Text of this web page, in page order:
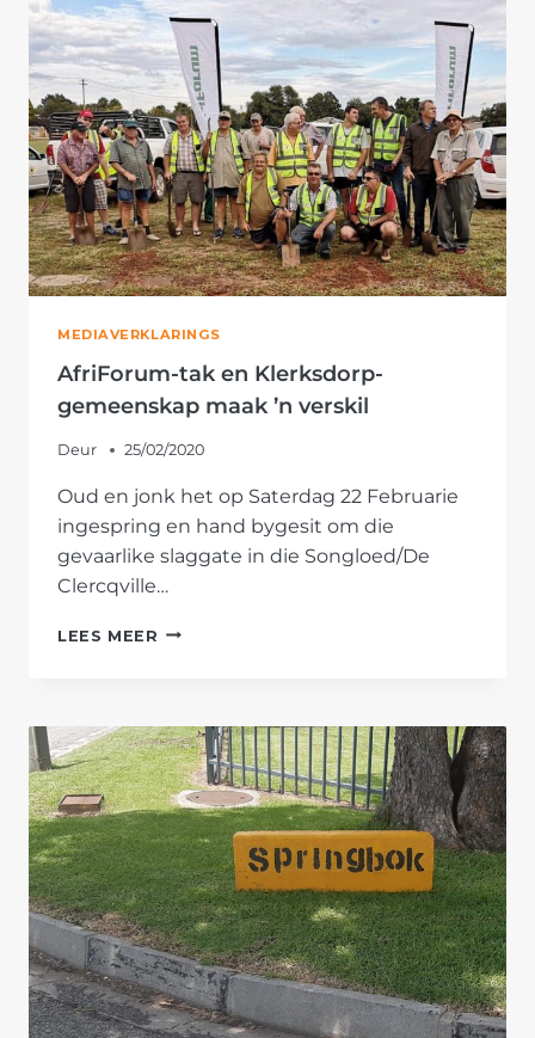
FEBRUARIE
MEDIAVERKLARINGS
AfriForum-tak en Klerksdorp-
gemeenskap maak ’n verskil
Deur 25/02/2020
Oud en jonk het op Saterdag 22 Februarie
ingespring en hand bygesit om die
gevaarlike slaggate in die Songloed/De
Clercqville…
LEES MEER AFRIFORUM-
GEMEENSKAP
MAAK
’N
VERSKIL